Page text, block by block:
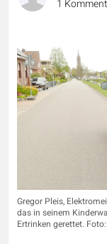
1
Gregor Pleis,
das in seinem
Ertrinken gerettet.